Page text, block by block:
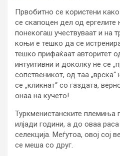
Првобитно се користени
се скапоцен дел од
понекогаш учествуваат и на
коњи е тешко да се
тешко прифаќаат авторитет
интуитивни и доколку не се
сопственикот, од таа
се „кликнат“ со газдата,
онаа на кучето!
Туркменистанските племиња
илјади години, а до оваа
селекција. Меѓутоа, овој сој
се меша со друг.